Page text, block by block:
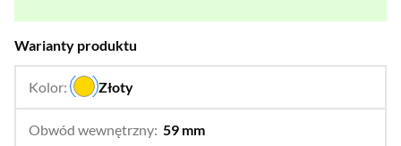
Warianty produktu
Kolor: Złoty
Obwód wewnętrzny: 59 mm